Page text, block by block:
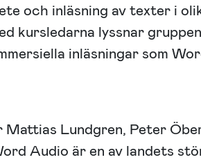
och inläsning av texter i
kursledarna lyssnar
inläsningar som
Mattias Lundgren, Peter
Audio är en av landets